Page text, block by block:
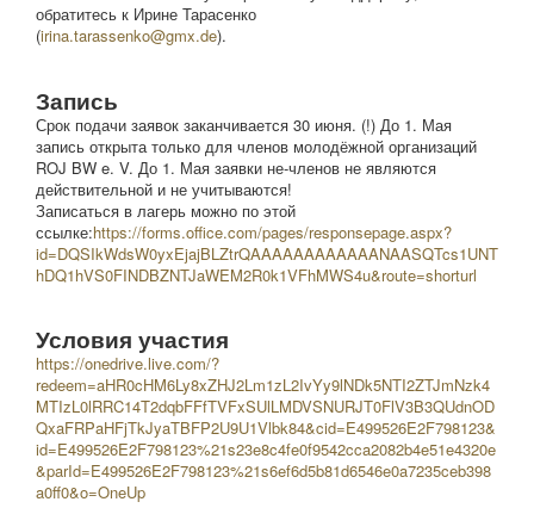
обратитесь к Ирине Тарасенко
(irina.tarassenko@gmx.de).
Запись
Срок подачи заявок заканчивается 30 июня. (!) До 1. Мая
запись открыта только для членов молодёжной организаций
ROJ BW e. V. До 1. Мая заявки не-членов не являются
действительной и не учитываются!
Записаться в лагерь можно по этой
ссылке:https://forms.office.com/pages/responsepage.aspx?
id=DQSIkWdsW0yxEjajBLZtrQAAAAAAAAAAAANAASQTcs1UNT
hDQ1hVS0FINDBZNTJaWEM2R0k1VFhMWS4u&route=shorturl
Условия участия
https://onedrive.live.com/?
redeem=aHR0cHM6Ly8xZHJ2Lm1zL2IvYy9lNDk5NTI2ZTJmNzk4
MTIzL0lRRC14T2dqbFFfTVFxSUlLMDVSNURJT0FlV3B3QUdnOD
QxaFRPaHFjTkJyaTBFP2U9U1Vlbk84&cid=E499526E2F798123&
id=E499526E2F798123%21s23e8c4fe0f9542cca2082b4e51e4320e
&parId=E499526E2F798123%21s6ef6d5b81d6546e0a7235ceb398
a0ff0&o=OneUp